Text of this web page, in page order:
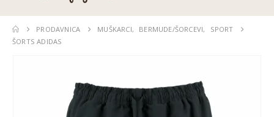
PRODAVNICA MUŠKARCI, BERMUDE/ŠORCEVI,
SPORT
ŠORTS ADIDAS